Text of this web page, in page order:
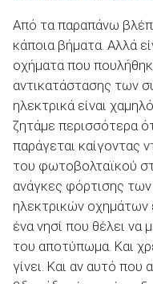
Από τα παραπάνω
κάποια βήματα. Αλλά
οχήματα που
αντικατάστασης των
ηλεκτρικά είναι
ζητάμε περισσότερα
παράγεται καίγοντας
του φωτοβολταϊκού
ανάγκες φόρτισης
ηλεκτρικών οχημάτων
ένα νησί που θέλει να
του αποτύπωμα. Και
γίνει. Και αν αυτό